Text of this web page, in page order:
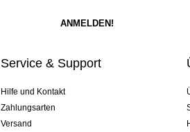
Service & Support
Hilfe und Kontakt
Zahlungsarten
Versand